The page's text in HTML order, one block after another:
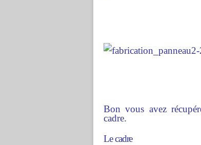
Bon vous avez
cadre.
Le cadre